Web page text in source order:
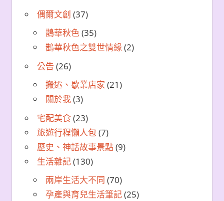
偶爾文創 (37)
鵲華秋色(35)
鵲華秋色之雙世情緣(2)
公告 (26)
搬遷、歇業店家 (21)
關於我(3)
宅配美食(23)
旅遊行程懶人包(7)
歷史、神話故事景點(9)
生活雜記(130)
兩岸生活大不同 (70)
孕產與育兒生活筆記(25)